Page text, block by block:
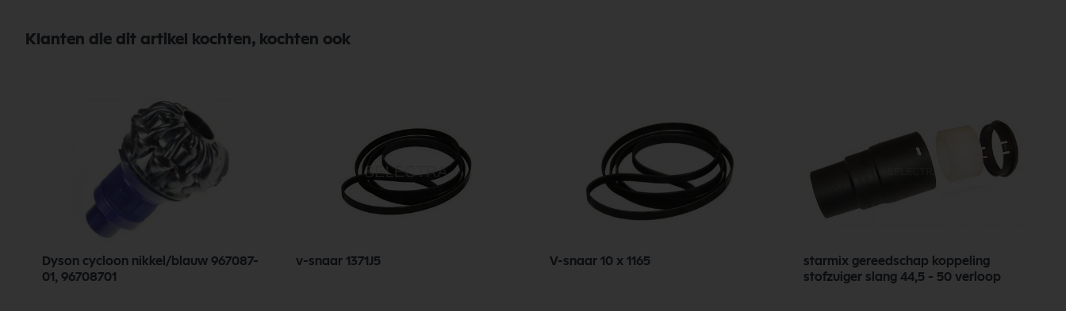
Klanten die dit artikel kochten, kochten ook
Dyson cycloon nikkel/blauw 967087-
01, 96708701
v-snaar 1371J5 V-snaar 10 x 1165
starmix gereedschap koppeling
stofzuiger slang 44,5 - 50 verloop